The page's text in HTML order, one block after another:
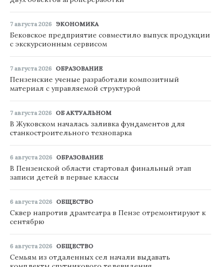
7 августа 2026 ЭКОНОМИКА
Бековское предприятие совместило выпуск продукции
с экскурсионным сервисом
7 августа 2026 ОБРАЗОВАНИЕ
Пензенские ученые разработали композитный
материал с управляемой структурой
7 августа 2026 ОБ АКТУАЛЬНОМ
В Жуковском началась заливка фундаментов для
станкостроительного технопарка
6 августа 2026 ОБРАЗОВАНИЕ
В Пензенской области стартовал финальный этап
записи детей в первые классы
6 августа 2026 ОБЩЕСТВО
Сквер напротив драмтеатра в Пензе отремонтируют к
сентябрю
6 августа 2026 ОБЩЕСТВО
Семьям из отдаленных сел начали выдавать